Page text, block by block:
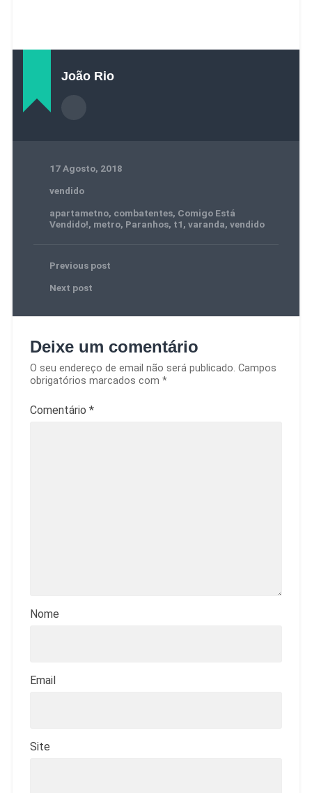
João Rio
17 Agosto, 2018
vendido
apartametno, combatentes, Comigo Está
Vendido‬!, metro, Paranhos, t1, varanda, vendido
Previous post
Next post
Deixe um comentário
O seu endereço de email não será publicado. Campos
obrigatórios marcados com *
Comentário *
Nome
Email
Site